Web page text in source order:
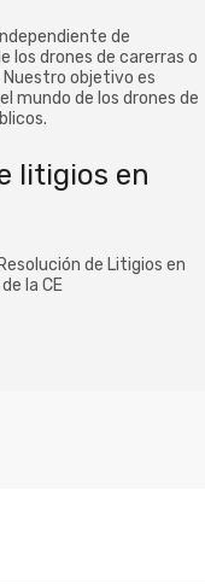
de
los drones de carerras o
Nuestro objetivo es
mundo de los drones de
litigios en
de Litigios en
la CE